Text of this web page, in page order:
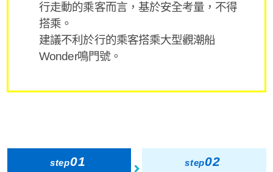
行走動的乘客而言，基於安全考量，不得
搭乘。
建議不利於行的乘客搭乘大型觀潮船
Wonder鳴門號。
step01 step02